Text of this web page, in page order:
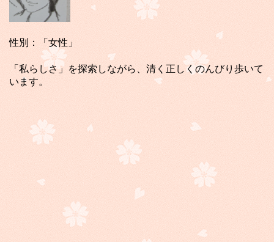
性別：「女性」
「私らしさ」を探索しながら、清く正しくのんびり歩いて
います。